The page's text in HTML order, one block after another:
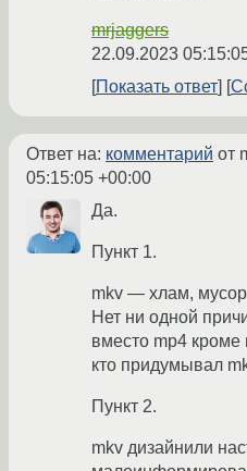
mrjaggers
22.09.2023
Показать ответ
Ответ на: комментарий от
05:15:05 +00:00
Да.
Пункт 1.
mkv — хлам,
Нет ни одной
вместо mp4 кроме
кто придумывал
Пункт 2.
mkv дизайнили